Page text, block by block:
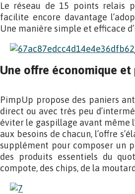
Le réseau de 15 points relais
facilite encore davantage
Une manière simple et efficace
Une offre économique et
PimpUp propose des paniers
direct ou avec très peu
éviter le gaspillage avant même
aux besoins de chacun, l’offre
supplément pour composer un
des produits essentiels du
compote, des chips, de la